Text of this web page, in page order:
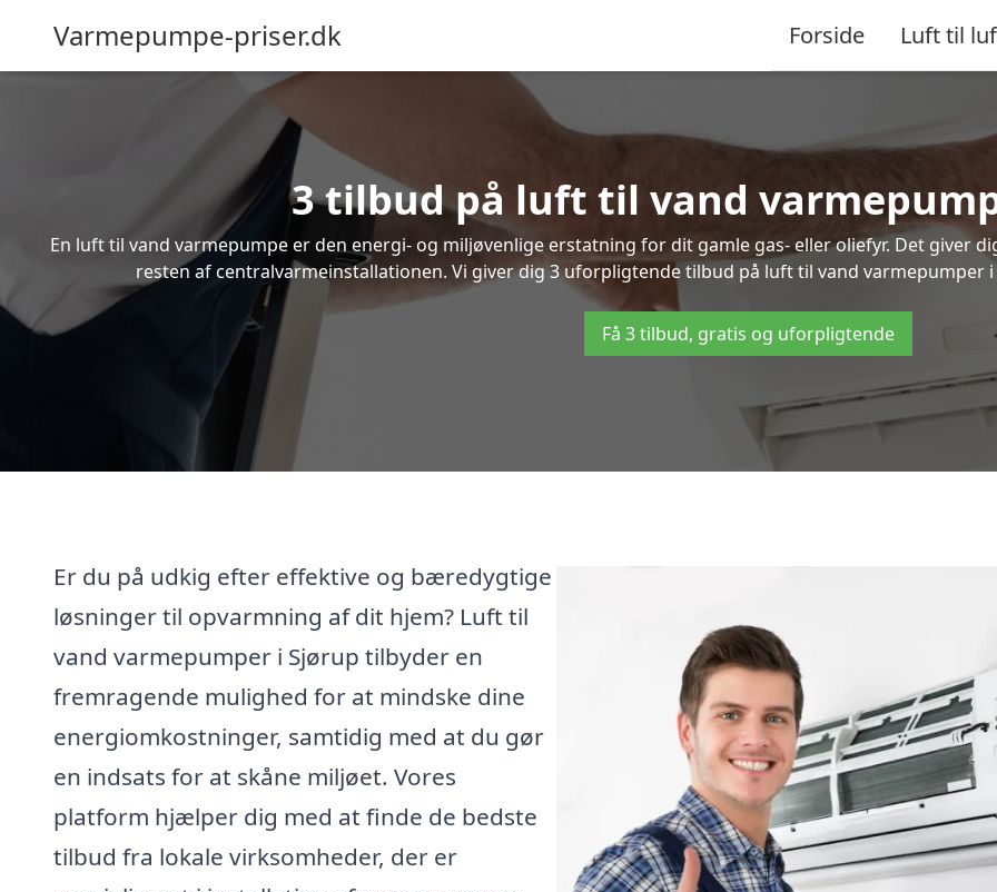
Varmepumpe-priser.dk Forside Luft til
3 tilbud på luft til vand
En luft til vand varmepumpe er den energi- og miljøvenlige erstatning for dit gamle gas- eller oliefyr. Det giver
resten af centralvarmeinstallationen. Vi giver dig 3 uforpligtende tilbud på luft til vand varmepumper
Få 3 tilbud, gratis og uforpligtende
Er du på udkig efter effektive og bæredygtige
løsninger til opvarmning af dit hjem? Luft til
vand varmepumper i Sjørup tilbyder en
fremragende mulighed for at mindske dine
energiomkostninger, samtidig med at du gør
en indsats for at skåne miljøet. Vores
platform hjælper dig med at finde de bedste
tilbud fra lokale virksomheder, der er